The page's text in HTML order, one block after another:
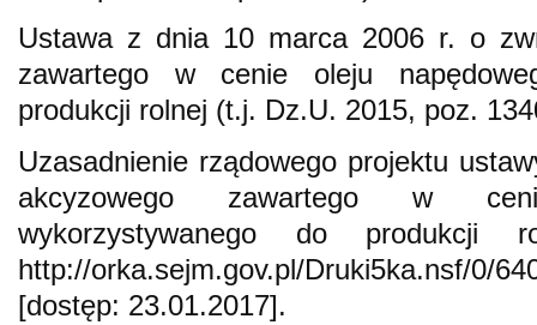
Ustawa z dnia 10 marca 2006 r. o
zawartego w cenie oleju
produkcji rolnej (t.j. Dz.U. 2015, poz.
Uzasadnienie rządowego projektu
akcyzowego zawartego w
wykorzystywanego do
http://orka.sejm.gov.pl/Druki5ka.nsf/0/
[dostęp: 23.01.2017].